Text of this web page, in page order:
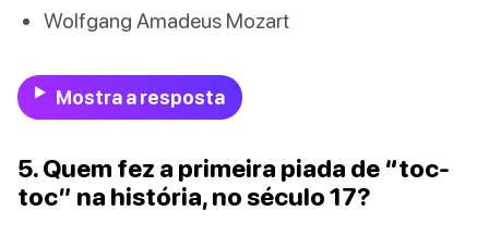
Wolfgang Amadeus Mozart
Mostra a resposta
5. Quem fez a primeira piada de “toc-
toc” na história, no século 17?